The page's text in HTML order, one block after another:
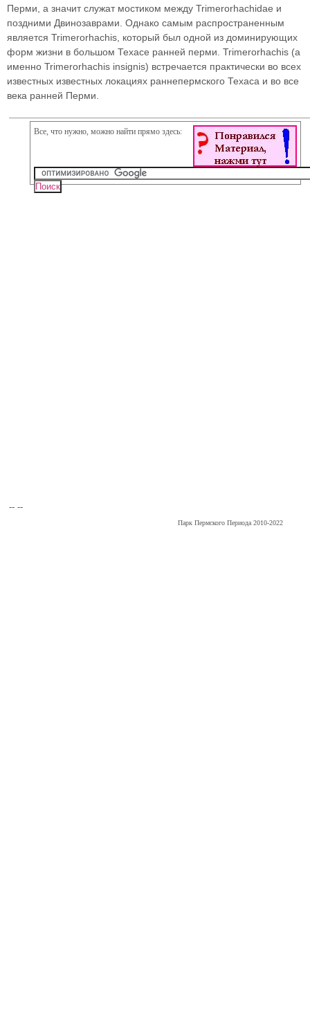
Перми, а значит служат мостиком между Trimerorhachidae и
поздними Двинозаврами. Однако самым распространенным
является Trimerorhachis, который был одной из доминирующих
форм жизни в большом Техасе ранней перми. Trimerorhachis (а
именно Trimerorhachis insignis) встречается практически во всех
известных известных локациях раннепермского Техаса и во все
века ранней Перми.
Все, что нужно, можно найти прямо здесь:
-- --
Парк Пермского Периода 2010-2022